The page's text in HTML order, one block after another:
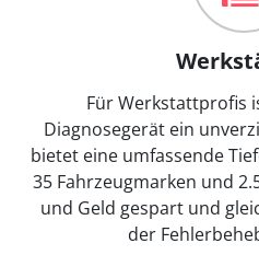
Für Werkstattprofis
Diagnosegerät ein
bietet eine umfassende
35 Fahrzeugmarken und
und Geld gespart und
der